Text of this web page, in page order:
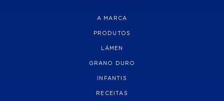
A MARCA
PRODUTOS
LÁMEN
GRANO DURO
INFANTIS
RECEITAS